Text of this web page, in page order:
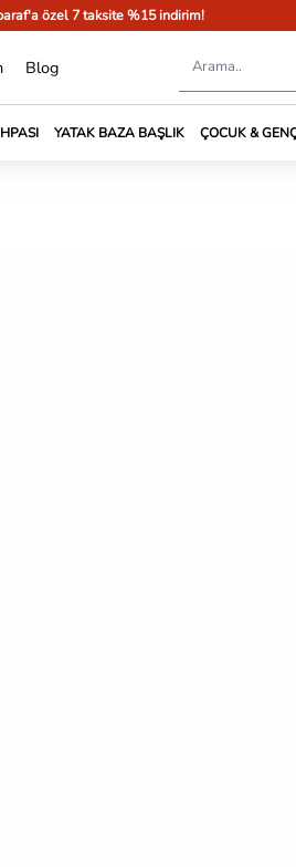
özel 7 taksite %15 indirim!
Blog
YATAK BAZA BAŞLIK ÇOCUK &